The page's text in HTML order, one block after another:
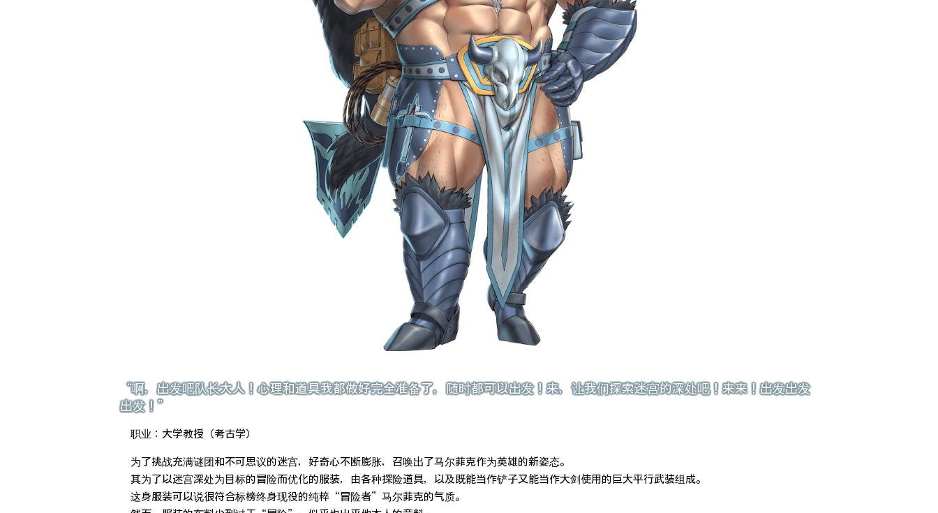
“啊，出发吧队长大人！心理和道具我都做好完全准备了，随时都可以出发！来，让我们探索迷宫的深处吧！来来！出发出发
出发！”
职业：大学教授（考古学）
为了挑战充满谜团和不可思议的迷宫，好奇心不断膨胀，召唤出了马尔菲克作为英雄的新姿态。
其为了以迷宫深处为目标的冒险而优化的服装，由各种探险道具，以及既能当作铲子又能当作大剑使用的巨大平行武装组成。
这身服装可以说很符合标榜终身现役的纯粹“冒险者”马尔菲克的气质。